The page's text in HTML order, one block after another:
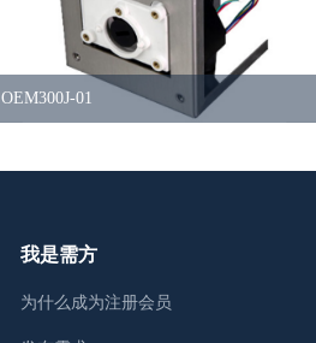
OEM300J-01
我是需方
为什么成为注册会员